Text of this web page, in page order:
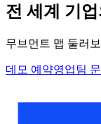
전 세계 기
무브먼트 맵 둘러
데모 예약영업팀 문